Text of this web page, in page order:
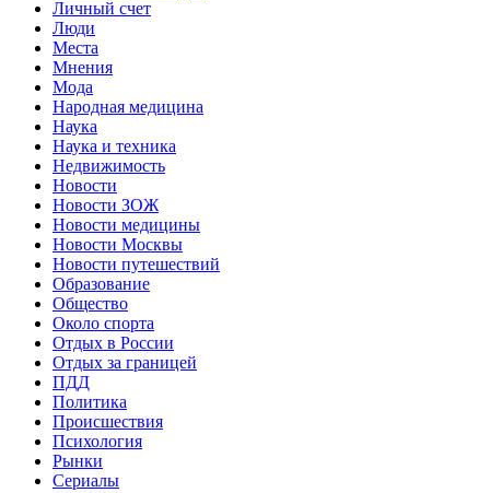
Личный счет
Люди
Места
Мнения
Мода
Народная медицина
Наука
Наука и техника
Недвижимость
Новости
Новости ЗОЖ
Новости медицины
Новости Москвы
Новости путешествий
Образование
Общество
Около спорта
Отдых в России
Отдых за границей
ПДД
Политика
Происшествия
Психология
Рынки
Сериалы